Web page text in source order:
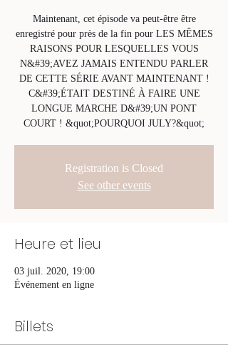
Maintenant, cet épisode va peut-être être
enregistré pour près de la fin pour LES MÊMES
RAISONS POUR LESQUELLES VOUS
N&#39;AVEZ JAMAIS ENTENDU PARLER
DE CETTE SÉRIE AVANT MAINTENANT !
C&#39;ÉTAIT DESTINÉ À FAIRE UNE
LONGUE MARCHE D&#39;UN PONT
COURT ! &quot;POURQUOI JULY?&quot;
Registration is Closed
See other events
Heure et lieu
03 juil. 2020, 19:00
Événement en ligne
Billets